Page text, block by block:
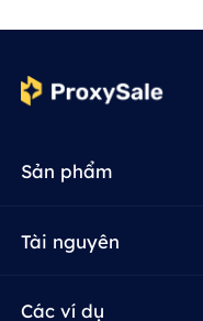
Sản phẩm
Tài nguyên
Các ví dụ